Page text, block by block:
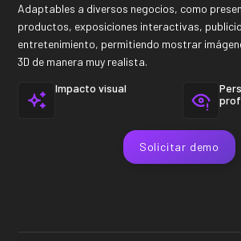
Adaptables a diversos negocios, como
productos, exposiciones interactivas,
entretenimiento, permitiendo mostrar
3D de manera muy realista.
Impacto visual
Solicitar demo